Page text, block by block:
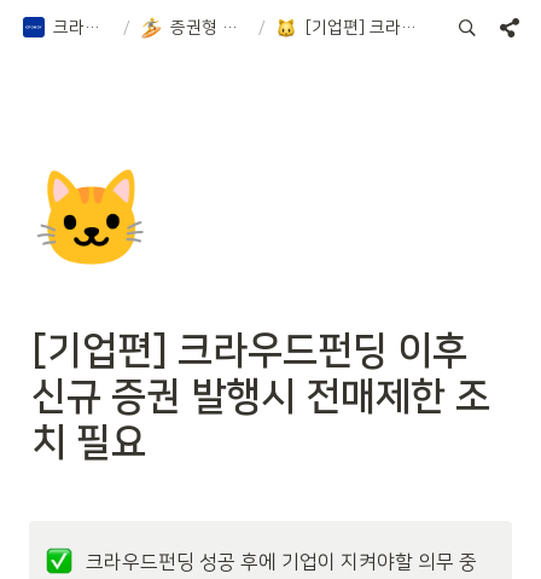
크라우디 증권 Notion / 증권형 크라우드펀딩 알아보기 / [기업편] 크라우드펀딩 이후 신규 증권 발행시 전매제한 조치 필요
🐱
[기업편] 크라우드펀딩 이후
신규 증권 발행시 전매제한 조
치 필요
크라우드펀딩 성공 후에 기업이 지켜야할 의무 중